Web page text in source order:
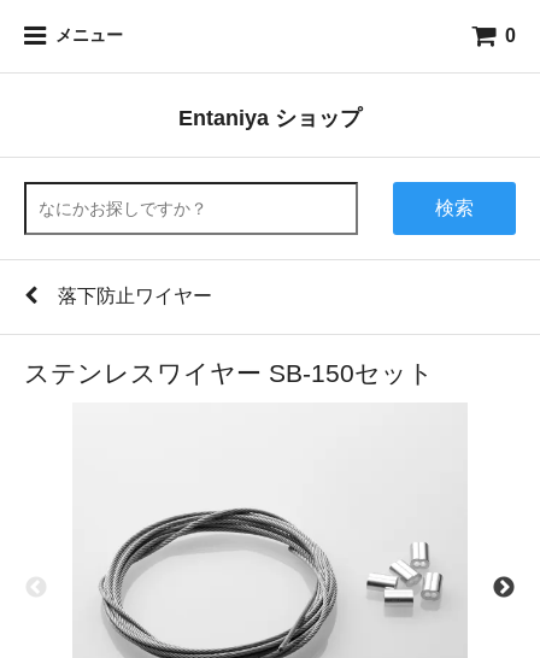
メニュー 0
Entaniya ショップ
検索
落下防止ワイヤー
ステンレスワイヤー SB-150セット